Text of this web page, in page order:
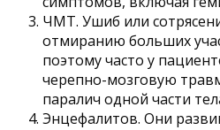
ЧМТ. Ушиб или
отмиранию больших
поэтому часто у
черепно-мозговую
паралич одной части
Энцефалитов. Они